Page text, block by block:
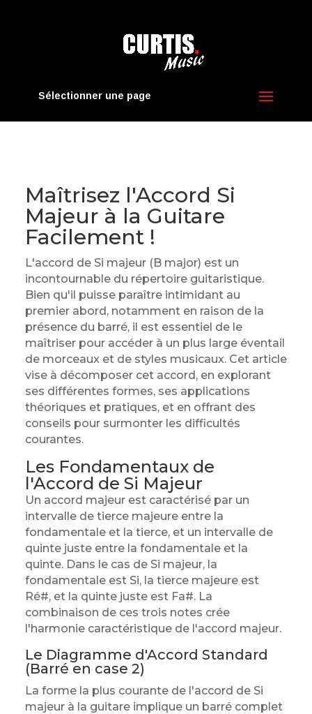
Sélectionner une page
Maîtrisez l'Accord Si
Majeur à la Guitare
Facilement !
L'accord de Si majeur (B major) est un
incontournable du répertoire guitaristique.
Bien qu'il puisse paraître intimidant au
premier abord, notamment en raison de la
présence du barré, il est essentiel de le
maîtriser pour accéder à un plus large éventail
de morceaux et de styles musicaux. Cet article
vise à décomposer cet accord, en explorant
ses différentes formes, ses applications
théoriques et pratiques, et en offrant des
conseils pour surmonter les difficultés
courantes.
Les Fondamentaux de
l'Accord de Si Majeur
Un accord majeur est caractérisé par un
intervalle de tierce majeure entre la
fondamentale et la tierce, et un intervalle de
quinte juste entre la fondamentale et la
quinte. Dans le cas de Si majeur, la
fondamentale est Si, la tierce majeure est
Ré#, et la quinte juste est Fa#. La
combinaison de ces trois notes crée
l'harmonie caractéristique de l'accord majeur.
Le Diagramme d'Accord Standard
(Barré en case 2)
La forme la plus courante de l'accord de Si
majeur à la guitare implique un barré complet